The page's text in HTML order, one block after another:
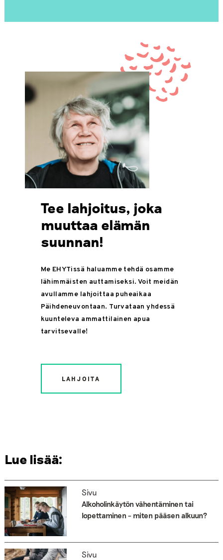
Tee lahjoitus, joka
muuttaa elämän
suunnan!
Me EHYTissä haluamme tehdä osamme
lähimmäisten auttamiseksi. Voit meidän
avullamme lahjoittaa puheaikaa
Päihdeneuvontaan. Turvataan yhdessä
kuunteleva ammattilainen apua
tarvitsevalle!
LAHJOITA
Lue lisää:
Sivu
Alkoholinkäytön vähentäminen tai
lopettaminen – miten pääsen alkuun?
Sivu